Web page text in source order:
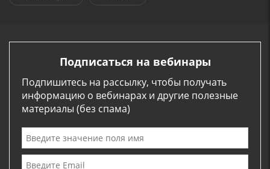
Подписаться на вебинары
Подпишитесь на рассылку, чтобы получать
информацию о вебинарах и другие полезные
материалы (без спама)